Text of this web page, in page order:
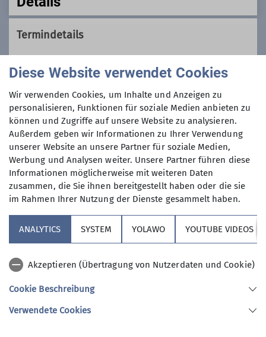
Termindetails
Reservierungswunsch Bus
Anmeldung bis
02.06.2024
Maximale Teilnehmeranzahl
6
Diese Website verwendet Cookies
Wir verwenden Cookies, um Inhalte und Anzeigen zu
personalisieren, Funktionen für soziale Medien anbieten zu
können und Zugriffe auf unsere Website zu analysieren.
Außerdem geben wir Informationen zu Ihrer Verwendung
unserer Website an unsere Partner für soziale Medien,
Werbung und Analysen weiter. Unsere Partner führen diese
Informationen möglicherweise mit weiteren Daten
zusammen, die Sie ihnen bereitgestellt haben oder die sie
im Rahmen Ihrer Nutzung der Dienste gesammelt haben.
ANALYTICS SYSTEM YOLAWO YOUTUBE VIDEOS
Akzeptieren (Übertragung von Nutzerdaten und Cookie)
Cookie Beschreibung
Verwendete Cookies